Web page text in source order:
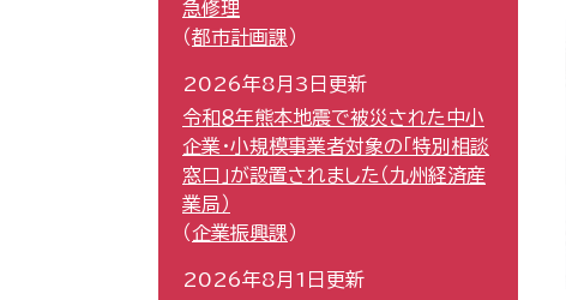
急修理
都市計画課
2026年8月3日更新
令和８年熊本地震で被災された中小
企業・小規模事業者対象の「特別相談
窓口」が設置されました（九州経済産
業局）
企業振興課
2026年8月1日更新